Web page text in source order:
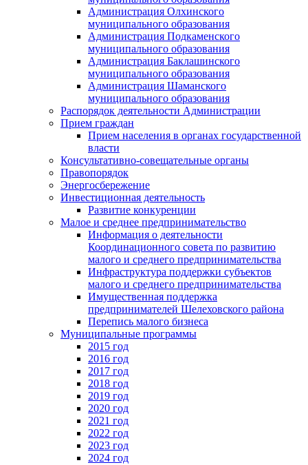
Администрация Олхинского
муниципального образования
Администрация Подкаменского
муниципального образования
Администрация Баклашинского
муниципального образования
Администрация Шаманского
муниципального образования
Распорядок деятельности Администрации
Прием граждан
Прием населения в органах государственной
власти
Консультативно-совещательные органы
Правопорядок
Энергосбережение
Инвестиционная деятельность
Развитие конкуренции
Малое и среднее предпринимательство
Информация о деятельности
Координационного совета по развитию
малого и среднего предпринимательства
Инфраструктура поддержки субъектов
малого и среднего предпринимательства
Имущественная поддержка
предпринимателей Шелеховского района
Перепись малого бизнеса
Муниципальные программы
2015 год
2016 год
2017 год
2018 год
2019 год
2020 год
2021 год
2022 год
2023 год
2024 год